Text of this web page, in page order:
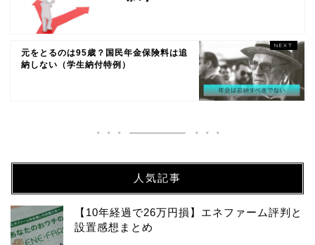
元をとるのは95歳？国民年金保険料は追
納しない（学生納付特例）
人気記事
【10年経過で26万円損】エネファーム評判と
設置感想まとめ